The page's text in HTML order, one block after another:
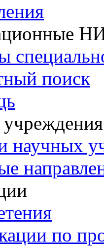
поиск
научных
по